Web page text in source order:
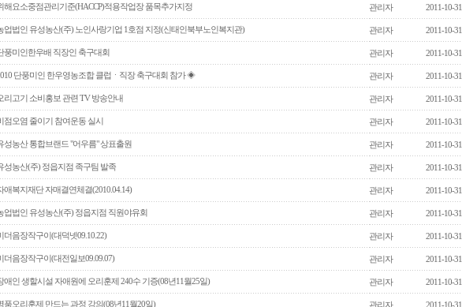
해요소중점관리기준(HACCP)적용작업장 품목추가지정 관리자 2011-10-31
업법인 유성농산(주) 노인사랑기업 1호점 지정(신태인북부노인복지관) 관리자 2011-10-31
풍미인한우배 직장인 축구대회 관리자 2011-10-31
단풍미인 한우영농조합 클럽ㆍ직장 축구대회 참가 ◈ 관리자 2011-10-31
리고기 소비홍보 관련 TV 방송안내 관리자 2011-10-31
점오염 줄이기 참여운동 실시 관리자 2011-10-31
성농산 통합브랜드 "어우름" 상표출원 관리자 2011-10-31
성농산(주) 정읍지점 족구팀 발족 관리자 2011-10-31
애복지재단 자매결연체결(2010.04.14) 관리자 2011-10-31
업법인 유성농산(주) 정읍지점 직원야유회 관리자 2011-10-31
더음장작구이(대덕넷09.10.22) 관리자 2011-10-31
더음장작구이(대전일보09.09.07) 관리자 2011-10-31
애인 생할시설 자애원에 오리훈제 240수 기증(08년11월25일) 관리자 2011-10-31
품오리훈제 만드는 과정 강의(08년11월20일) 관리자 2011-10-31